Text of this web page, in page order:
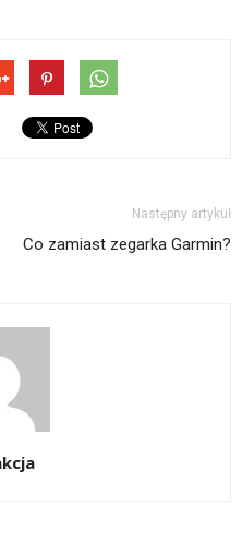
Następny artykuł
Co zamiast zegarka Garmin?